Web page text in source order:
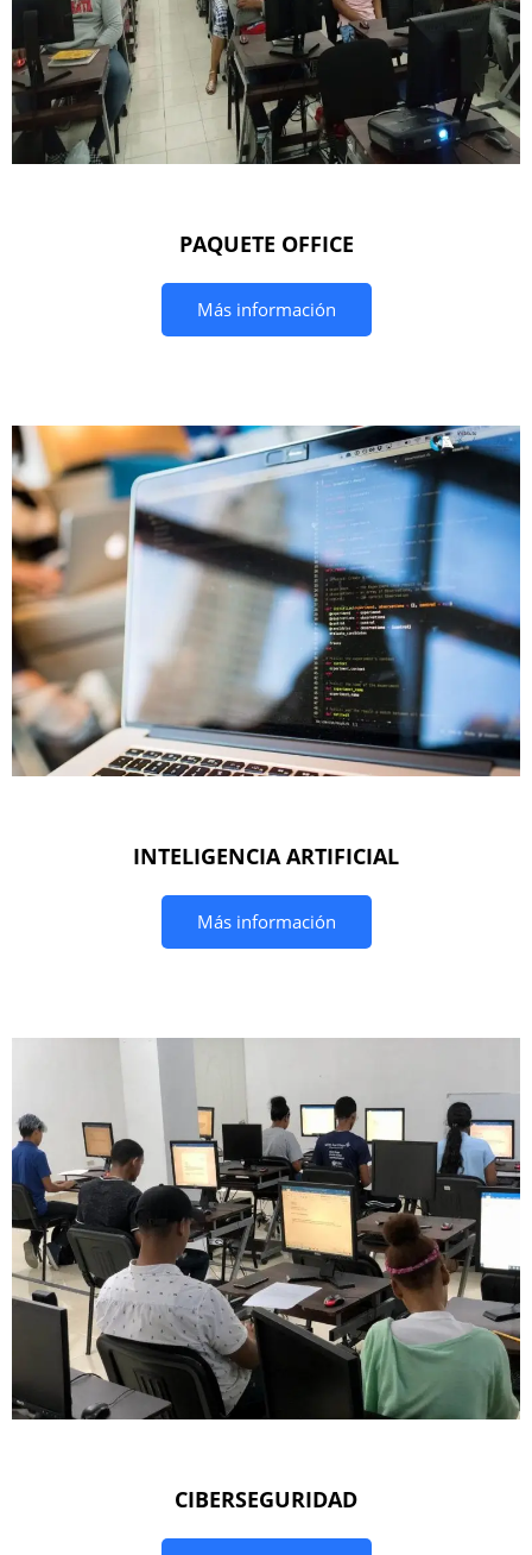
PAQUETE OFFICE
Más información
INTELIGENCIA ARTIFICIAL
Más información
CIBERSEGURIDAD